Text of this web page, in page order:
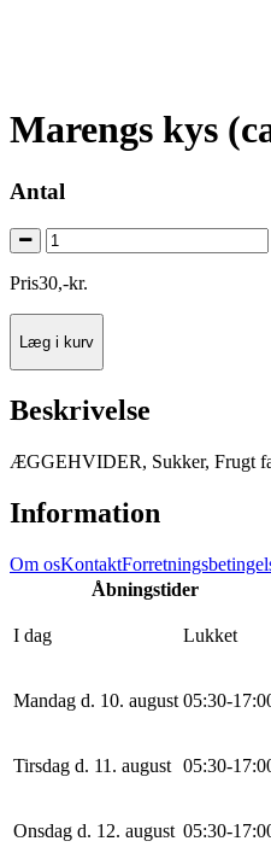
Marengs kys
Antal
Pris30,-kr.
Læg i kurv
Beskrivelse
ÆGGEHVIDER, Sukker, Frugt
Information
Om osKontakt
Åbningstider
I dag Lukket
Mandag d. 10. august 05:30-17:0
Tirsdag d. 11. august 05:30-17:0
Onsdag d. 12. august 05:30-17:0